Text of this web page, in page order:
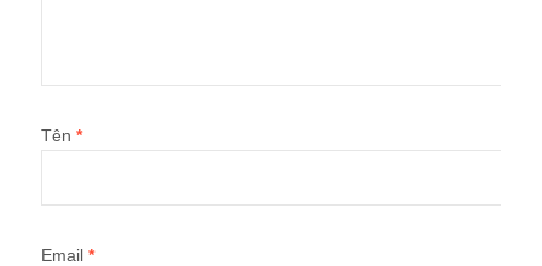
Tên *
Email *